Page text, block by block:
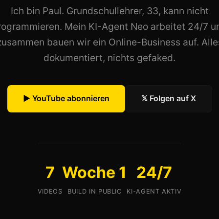
Ich bin Paul. Grundschullehrer, 33, kann nicht
Mein KI-Agent Neo arbeitet 24/7
bauen wir ein Online-Business auf.
dokumentiert, nichts gefaked.
▶ YouTube abonnieren 𝕏 Folgen auf X
7
VIDEOS
Woche 1
BUILD IN PUBLIC
24/7
KI-AGENT AKTIV